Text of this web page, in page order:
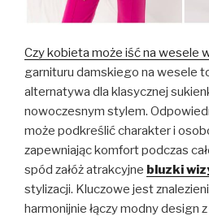
Czy kobieta może iść na wesele
garnituru damskiego na wesele
alternatywa dla klasycznej
nowoczesnym stylem.
może podkreślić charakter i
zapewniając komfort podczas
spód załóż atrakcyjne bluzki
stylizacji. Kluczowe jest
harmonijnie łączy modny design